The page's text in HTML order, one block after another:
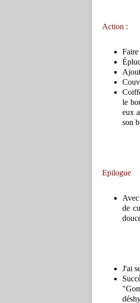
Action :
le
eux
son
Epilogue
de
J'ai